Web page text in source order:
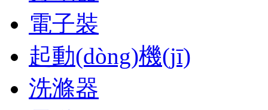
電子裝
起動(dòng)機(jī)
洗滌器